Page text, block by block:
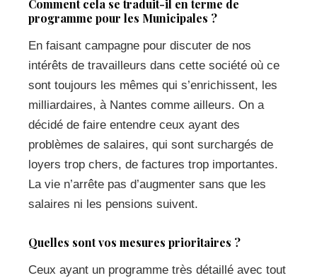
Comment cela se traduit-il en terme de
programme pour les Municipales ?
En faisant campagne pour discuter de nos
intérêts de travailleurs dans cette société où ce
sont toujours les mêmes qui s’enrichissent, les
milliardaires, à Nantes comme ailleurs. On a
décidé de faire entendre ceux ayant des
problèmes de salaires, qui sont surchargés de
loyers trop chers, de factures trop importantes.
La vie n’arrête pas d’augmenter sans que les
salaires ni les pensions suivent.
Quelles sont vos mesures prioritaires ?
Ceux ayant un programme très détaillé avec tout